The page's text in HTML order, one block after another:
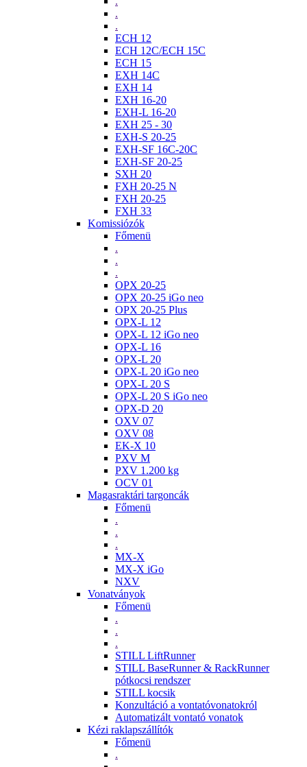
.
.
ECH 12
ECH 12C/ECH 15C
ECH 15
EXH 14C
EXH 14
EXH 16-20
EXH-L 16-20
EXH 25 - 30
EXH-S 20-25
EXH-SF 16C-20C
EXH-SF 20-25
SXH 20
FXH 20-25 N
FXH 20-25
FXH 33
Komissiózók
Főmenü
.
.
.
OPX 20-25
OPX 20-25 iGo neo
OPX 20-25 Plus
OPX-L 12
OPX-L 12 iGo neo
OPX-L 16
OPX-L 20
OPX-L 20 iGo neo
OPX-L 20 S
OPX-L 20 S iGo neo
OPX-D 20
OXV 07
OXV 08
EK-X 10
PXV M
PXV 1.200 kg
OCV 01
Magasraktári targoncák
Főmenü
.
.
.
MX-X
MX-X iGo
NXV
Vonatványok
Főmenü
.
.
.
STILL LiftRunner
STILL BaseRunner & RackRunner
pótkocsi rendszer
STILL kocsik
Konzultáció a vontatóvonatokról
Automatizált vontató vonatok
Kézi raklapszállítók
Főmenü
.